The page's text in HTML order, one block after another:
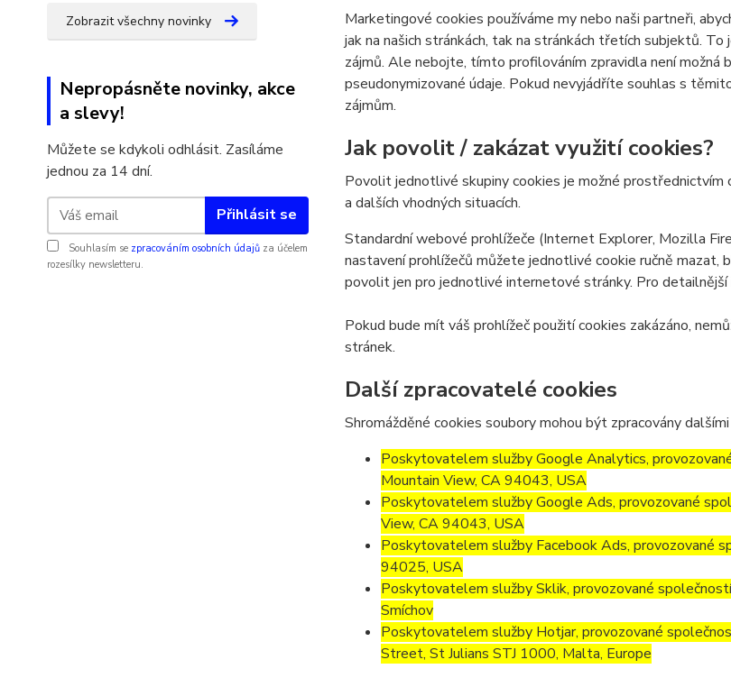
Zobrazit všechny novinky
Nepropásněte novinky, akce
a slevy!
Můžete se kdykoli odhlásit. Zasíláme
jednou za 14 dní.
Přihlásit se
Souhlasím se zpracováním osobních údajů za účelem
rozesílky newsletteru.
Marketingové cookies používáme my nebo naši partneři,
jak na našich stránkách, tak na stránkách třetích subjektů.
zájmů. Ale nebojte, tímto profilováním zpravidla není
pseudonymizované údaje. Pokud nevyjádříte souhlas s
zájmům.
Jak povolit / zakázat využití cookies?
Povolit jednotlivé skupiny cookies je možné
a dalších vhodných situacích.
Standardní webové prohlížeče (Internet Explorer, Mozilla
nastavení prohlížečů můžete jednotlivé cookie ručně
povolit jen pro jednotlivé internetové stránky. Pro detailnější
Pokud bude mít váš prohlížeč použití cookies zakázáno,
stránek.
Další zpracovatelé cookies
Shromážděné cookies soubory mohou být zpracovány
Poskytovatelem služby Google Analytics,
Mountain View, CA 94043, USA
Poskytovatelem služby Google Ads, provozované
View, CA 94043, USA
Poskytovatelem služby Facebook Ads, provozované
94025, USA
Poskytovatelem služby Sklik, provozované
Smíchov
Poskytovatelem služby Hotjar, provozované
Street, St Julians STJ 1000, Malta, Europe